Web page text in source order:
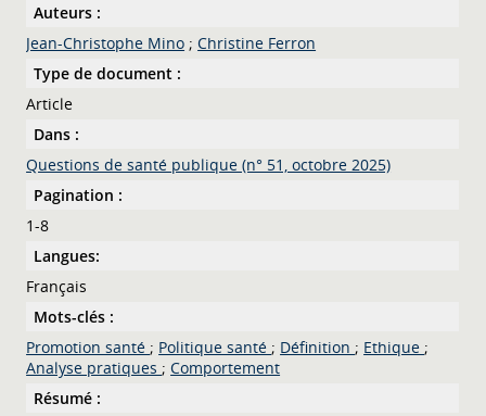
Auteurs :
Jean-Christophe Mino ;Christine Ferron
Type de document :
Article
Dans :
Questions de santé publique (n° 51, octobre 2025)
Pagination :
1-8
Langues:
Français
Mots-clés :
Promotion santé ; Politique santé ; Définition ; Ethique ;
Analyse pratiques ; Comportement
Résumé :